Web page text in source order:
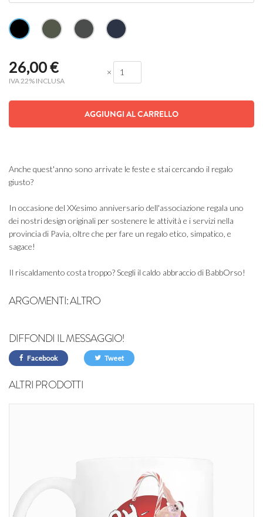
26,00€
IVA 22% INCLUSA
×
AGGIUNGI AL CARRELLO
Anche quest'anno sono arrivate le feste e stai cercando il regalo
giusto?
In occasione del XXesimo anniversario dell'associazione regala uno
dei nostri design originali per sostenere le attività e i servizi nella
provincia di Pavia, oltre che per fare un regalo etico, simpatico, e
sagace!
Il riscaldamento costa troppo? Scegli il caldo abbraccio di BabbOrso!
ARGOMENTI:ALTRO
DIFFONDI IL MESSAGGIO!
Facebook Tweet
ALTRI PRODOTTI